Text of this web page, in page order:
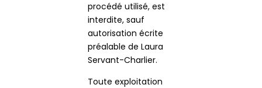
procédé utilisé, est
interdite, sauf
autorisation écrite
préalable de Laura
Servant-Charlier.
Toute exploitation